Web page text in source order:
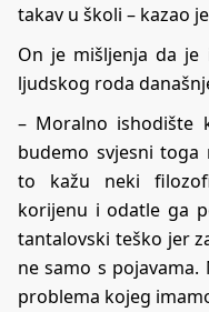
takav u školi – kazao
On je mišljenja da
ljudskog roda
– Moralno ishodište
budemo svjesni toga
to kažu neki
korijenu i odatle ga
tantalovski teško jer
ne samo s
problema kojeg